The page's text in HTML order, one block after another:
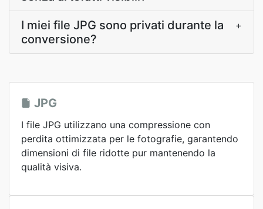
I miei file JPG sono privati durante la
conversione?
+
JPG
I file JPG utilizzano una compressione con
perdita ottimizzata per le fotografie, garantendo
dimensioni di file ridotte pur mantenendo la
qualità visiva.